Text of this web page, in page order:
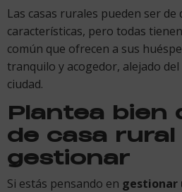
Las casas rurales pueden ser
características, pero todas
común que ofrecen a sus
tranquilo y acogedor, alejado
ciudad.
Plantea bien
de casa rural
gestionar
Si estás pensando en gestionar